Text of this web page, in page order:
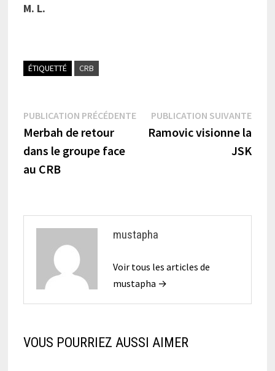
M. L.
ÉTIQUETTÉ CRB
Navigation
de
l’article
PUBLICATION PRÉCÉDENTEPublication
précédente :
Merbah de retour
dans le groupe face
au CRB
PUBLICATION SUIVANTE
Ramovic visionne la
JSK
mustapha
Voir tous les articles de
mustapha →
VOUS POURRIEZ AUSSI AIMER